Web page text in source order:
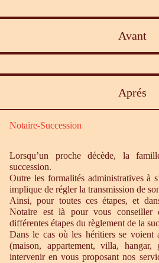
Avant
Aprés
Notaire-Succession
Lorsqu’un proche décède, la
succession.
Outre les formalités administratives à
implique de régler la transmission de
Ainsi, pour toutes ces étapes, et
Notaire est là pour vous conseiller
différentes étapes du règlement de la
Dans le cas où les héritiers se voient
(maison, appartement, villa,
intervenir en vous proposant nos